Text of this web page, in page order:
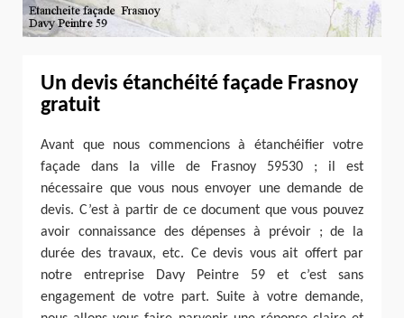
Un devis étanchéité façade Frasnoy
gratuit
Avant que nous commencions à étanchéifier votre
façade dans la ville de Frasnoy 59530 ; il est
nécessaire que vous nous envoyer une demande de
devis. C’est à partir de ce document que vous pouvez
avoir connaissance des dépenses à prévoir ; de la
durée des travaux, etc. Ce devis vous ait offert par
notre entreprise Davy Peintre 59 et c’est sans
engagement de votre part. Suite à votre demande,